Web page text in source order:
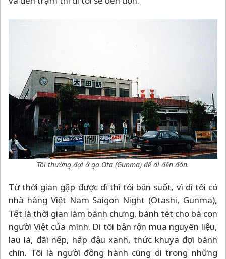
Tôi thường đợi ở ga Ota (Gunma) để dì đến đón.
Từ thời gian gặp được dì thì tôi bận suốt, vì dì tôi có
nhà hàng Việt Nam Saigon Night (Otashi, Gunma),
Tết là thời gian làm bánh chưng, bánh tét cho bà con
người Việt của mình. Dì tôi bận rộn mua nguyên liệu,
lau lá, đãi nếp, hấp đậu xanh, thức khuya đợi bánh
chín. Tôi là người đồng hành cùng dì trong những